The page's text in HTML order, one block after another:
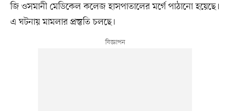
জি ওসমানী মেডিকেল কলেজ হাসপাতালের মর্গে পাঠানো হয়েছে।
এ ঘটনায় মামলার প্রস্তুতি চলছে।